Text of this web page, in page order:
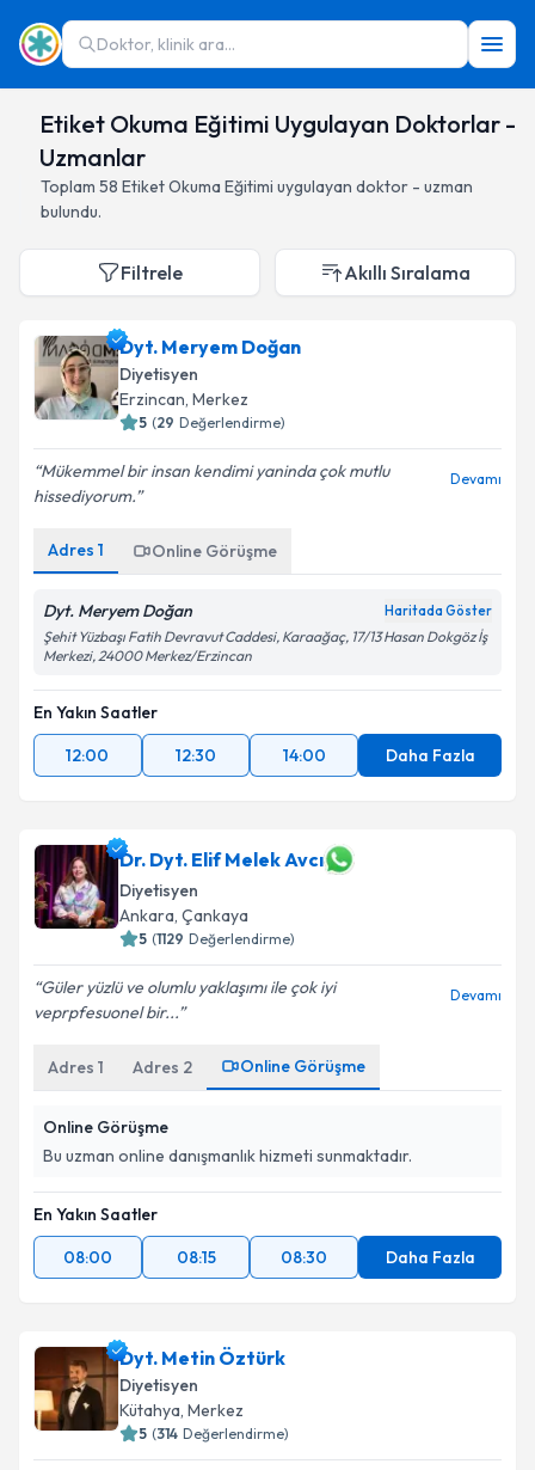
Doktor, klinik ara...
Etiket Okuma Eğitimi Uygulayan Doktorlar -
Uzmanlar
Toplam 58 Etiket Okuma Eğitimi uygulayan doktor - uzman
bulundu.
Filtrele Akıllı Sıralama
Dyt. Meryem Doğan
Diyetisyen
Erzincan, Merkez
5 (29 Değerlendirme)
Mükemmel bir insan kendimi yaninda çok mutlu
hissediyorum.
Devamı
Adres 1 Online Görüşme
Dyt. Meryem Doğan Haritada Göster
Şehit Yüzbaşı Fatih Devravut Caddesi, Karaağaç, 17/13 Hasan Dokgöz İş
Merkezi, 24000 Merkez/Erzincan
En Yakın Saatler
12:00
12:30 14:00 Daha Fazla
Dr. Dyt. Elif Melek Avcı
Diyetisyen
Ankara, Çankaya
5 (1129 Değerlendirme)
Güler yüzlü ve olumlu yaklaşımı ile çok iyi
veprpfesuonel bir...
Devamı
Adres 1 Adres 2 Online Görüşme
Online Görüşme
Bu uzman online danışmanlık hizmeti sunmaktadır.
En Yakın Saatler
08:00
08:15 08:30 Daha Fazla
Dyt. Metin Öztürk
Diyetisyen
Kütahya, Merkez
5 (314 Değerlendirme)